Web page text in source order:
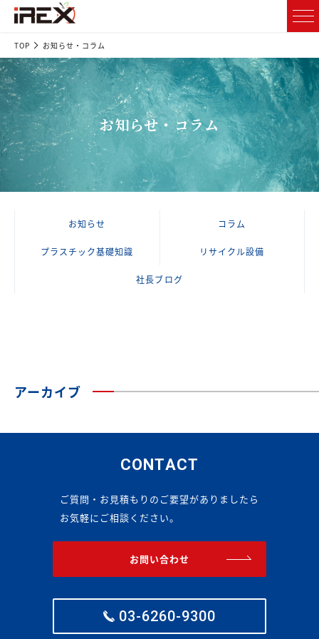
TOP お知らせ・コラム
お知らせ・コラム
お知らせ コラム
プラスチック基礎知識 リサイクル設備
社長ブログ
アーカイブ
CONTACT
ご質問・お見積もりのご要望がありましたら
お気軽にご相談ください。
お問い合わせ
03-6260-9300